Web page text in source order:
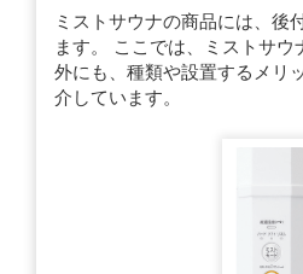
ミストサウナの商品には、後
ます。 ここでは、ミストサ
外にも、種類や設置するメリ
介しています。